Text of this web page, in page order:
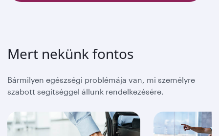
Mert nekünk fontos
Bármilyen egészségi problémája van, mi személyre
szabott segítséggel állunk rendelkezésére.